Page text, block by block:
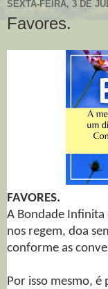
SEXTA-FEIRA, 3 DE
Favores.
FAVORES.
A Bondade Infinita
nos regem, doa
conforme as
Por isso mesmo,